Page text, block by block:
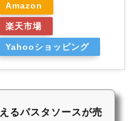
Amazon
楽天市場
Yahooショッピング
るパスタソースが売